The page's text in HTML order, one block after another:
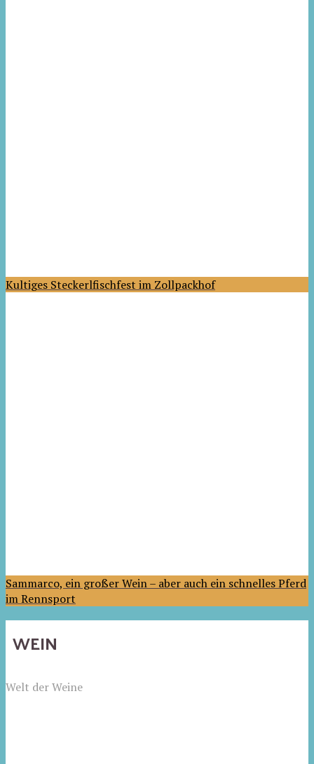
Kultiges Steckerlfischfest im Zollpackhof
Sammarco, ein großer Wein – aber auch ein schnelles Pferd
im Rennsport
WEIN
Welt der Weine